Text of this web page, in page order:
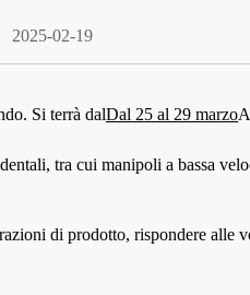
2025-02-19
Si terrà dalDal 25 al 29 marzoA
tra cui manipoli a bassa
di prodotto, rispondere alle